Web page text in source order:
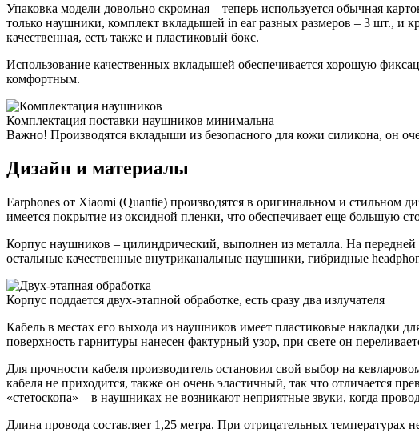
Упаковка модели довольно скромная – теперь используется обычная
только наушники, комплект вкладышей in ear разных размеров – 3 шт., и
качественная, есть также и пластиковый бокс.
Использование качественных вкладышей обеспечивается хорошую
комфортным.
Комплектация поставки наушников минимальна
Важно! Производятся вкладыши из безопасного для кожи силикона, он
Дизайн и материалы
Earphones от Xiaomi (Quantie) производятся в оригинальном и стильном
имеется покрытие из оксидной пленки, что обеспечивает еще большую
Корпус наушников – цилиндрический, выполнен из металла. На
остальные качественные внутриканальные наушники, гибридные
Корпус поддается двух-этапной обработке, есть сразу два излучателя
Кабель в местах его выхода из наушников имеет пластиковые накладки
поверхность гарнитуры нанесен фактурный узор, при свете он
Для прочности кабеля производитель остановил свой выбор на
кабеля не приходится, также он очень эластичный, так что отличается
«стетоскопа» – в наушниках не возникают неприятные звуки, когда
Длина провода составляет 1,25 метра. При отрицательных температурах